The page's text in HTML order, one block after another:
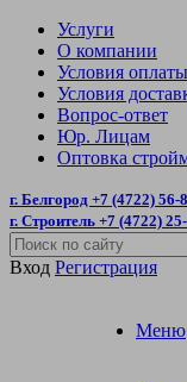
Услуги
О компании
Условия оплаты
Условия
Вопрос-ответ
Юр. Лицам
Оптовка
г. Белгород +7 (4722) 56-
г. Строитель +7 (4722)
Вход Регистрация
Меню